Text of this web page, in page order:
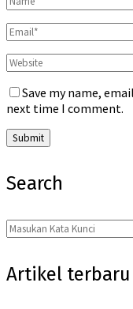
Save my name,
next time I comment.
Search
Search
for:
Artikel terbaru